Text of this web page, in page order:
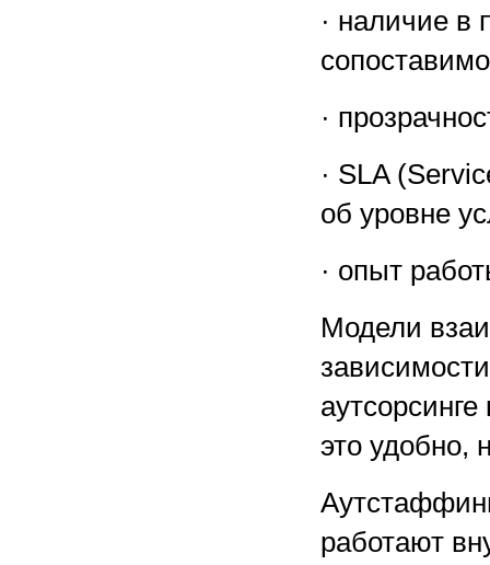
· наличие в
·
· SLA
об уровне
· опыт
Модели
это удобно,
работают